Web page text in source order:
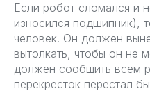
Если робот сломался и
износился подшипник),
человек. Он должен
вытолкать, чтобы он не
должен сообщить всем
перекресток перестал